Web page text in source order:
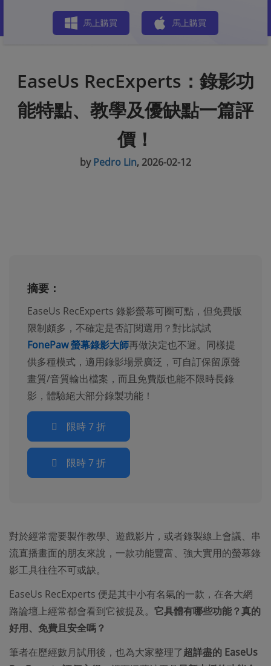
馬上購買 馬上購買
EaseUs RecExperts：錄影功
能特點、教學及優缺點一篇評
價！
byPedro Lin, 2026-02-12
摘要：
EaseUs RecExperts 錄影螢幕可圈可點，但免費版
限制頗多，不確定是否訂閱選用？對比試試
FonePaw 螢幕錄影大師再做決定也不遲。同樣提
供多種模式，適用錄影場景廣泛，可自訂保留原聲
畫質/音質輸出檔案，而且免費版也能不限時長錄
影，體驗絕大部分錄製功能！
限時 7 折
限時 7 折
對於經常需要製作教學、遊戲影片，或者錄製線上會議、串
流直播畫面的朋友來說，一款功能豐富、強大實用的螢幕錄
影工具往往不可或缺。
EaseUs RecExperts 便是其中小有名氣的一款，在各大網
路論壇上經常都會看到它被提及。 它具體有哪些功能？真的
好用、免費且安全嗎？
筆者在歷經數月試用後，也為大家整理了超詳盡的 EaseUs